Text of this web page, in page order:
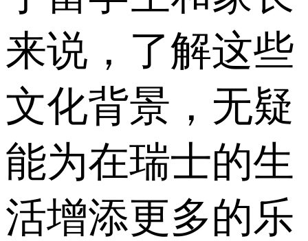
来说，了解这些
文化背景，无疑
能为在瑞士的生
活增添更多的乐